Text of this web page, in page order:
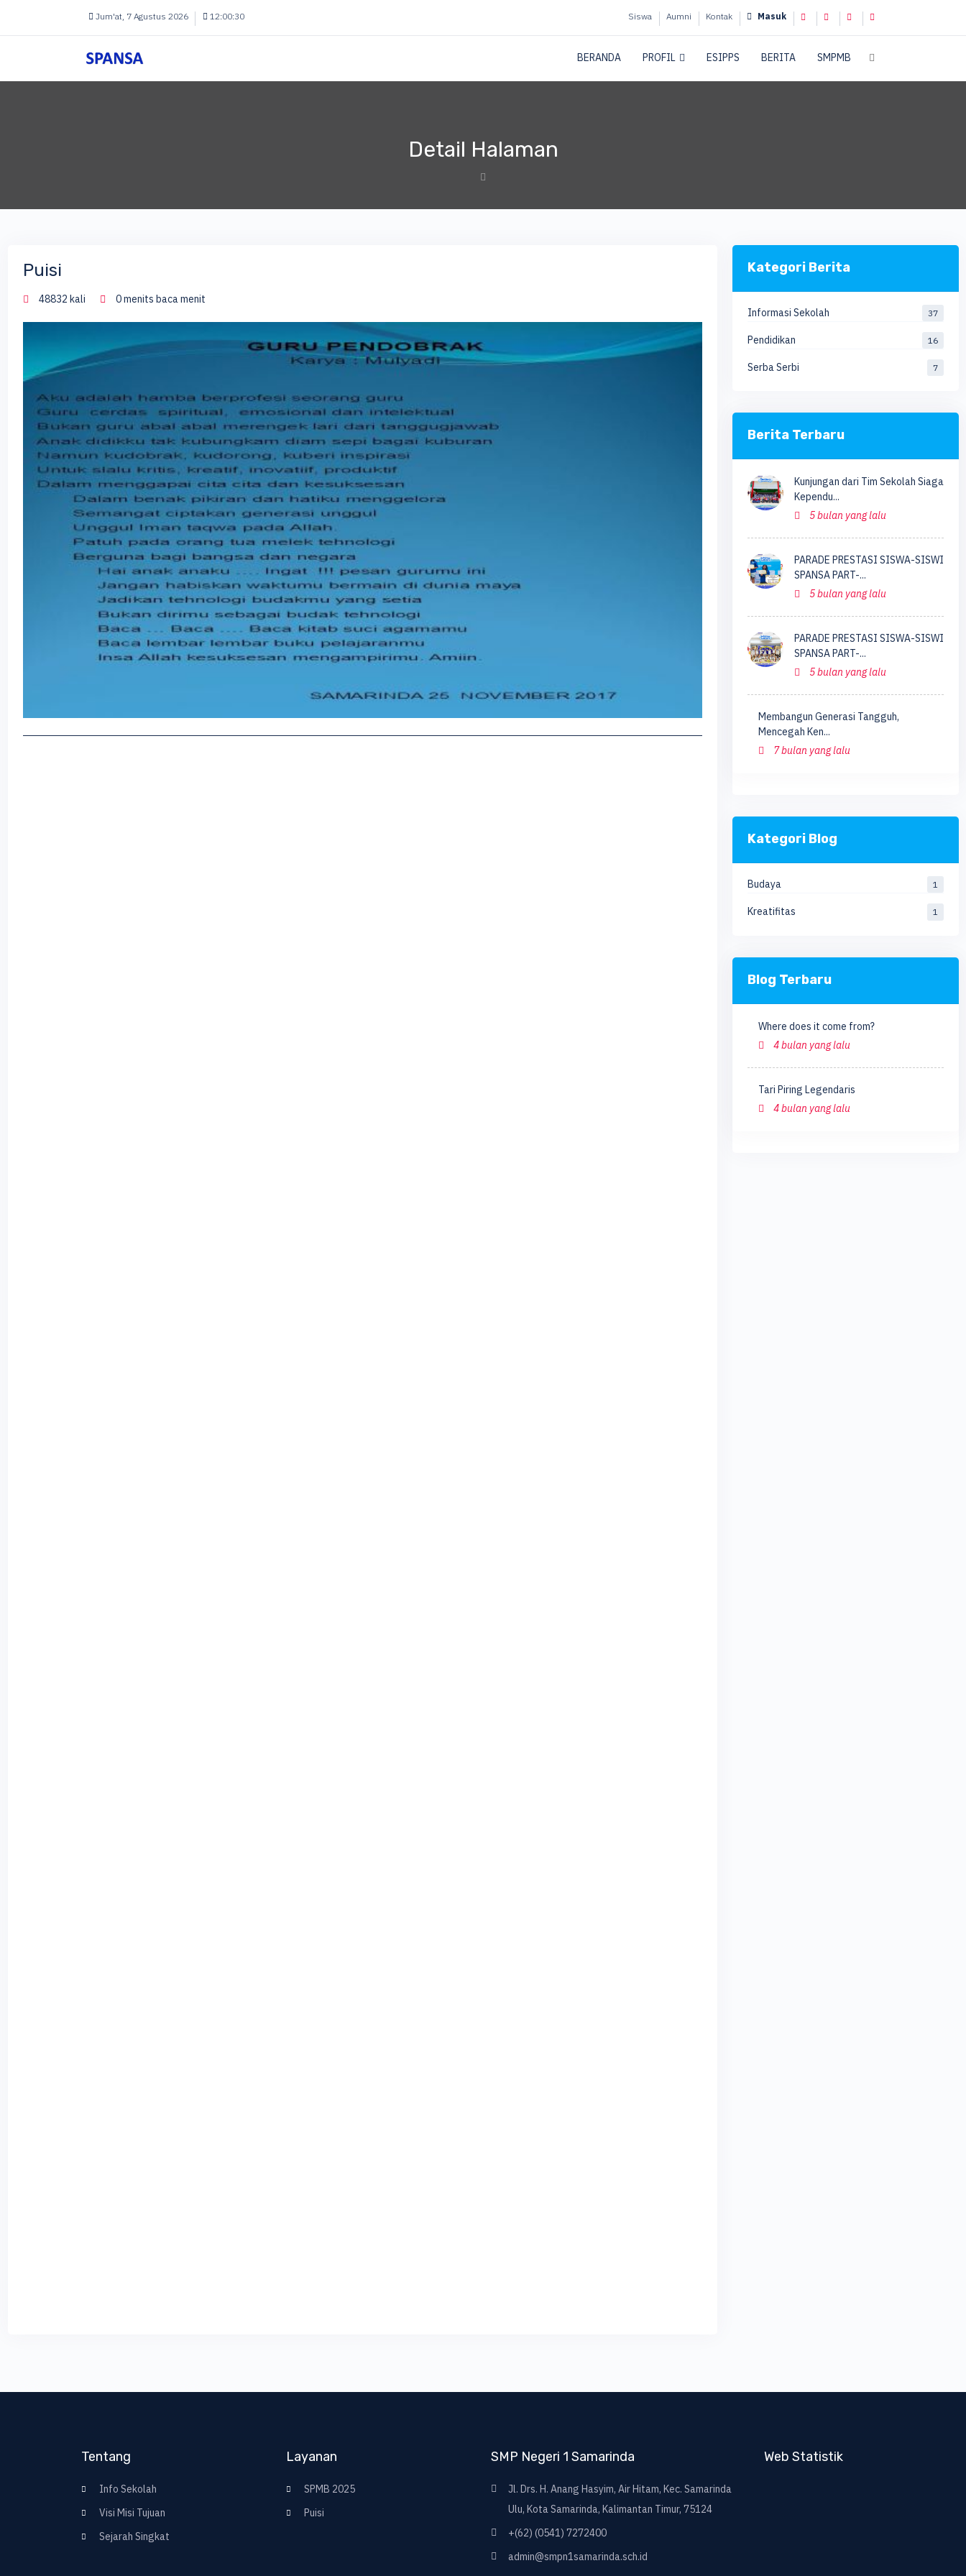
Jum'at, 7 Agustus 2026 12:00:31 Siswa Aumni Kontak Masuk
BERANDA PROFIL ESIPPS BERITA SMPMB
Detail Halaman
Puisi
48832 kali 0 menits baca menit
Kategori Berita
Informasi Sekolah 37
Pendidikan 16
Serba Serbi 7
Berita Terbaru
Kunjungan dari Tim Sekolah Siaga
Kependu...
5 bulan yang lalu
PARADE PRESTASI SISWA-SISWI
SPANSA PART-...
5 bulan yang lalu
PARADE PRESTASI SISWA-SISWI
SPANSA PART-...
5 bulan yang lalu
Membangun Generasi Tangguh,
Mencegah Ken...
7 bulan yang lalu
Kategori Blog
Budaya 1
Kreatifitas 1
Blog Terbaru
Where does it come from?
4 bulan yang lalu
Tari Piring Legendaris
4 bulan yang lalu
Tentang
Info Sekolah
Visi Misi Tujuan
Sejarah Singkat
Layanan
SPMB 2025
Puisi
SMP Negeri 1 Samarinda
Jl. Drs. H. Anang Hasyim, Air Hitam, Kec. Samarinda
Ulu, Kota Samarinda, Kalimantan Timur, 75124
+(62) (0541) 7272400
admin@smpn1samarinda.sch.id
Web Statistik